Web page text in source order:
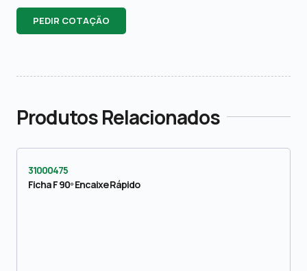
PEDIR COTAÇÃO
Produtos Relacionados
31000475
Ficha F 90º Encaixe Rápido